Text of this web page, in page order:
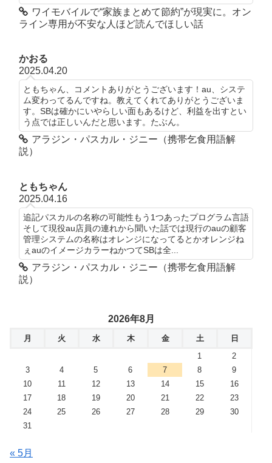
ワイモバイルで“家族まとめて節約”が現実に。オン
ライン専用が不安な人ほど読んでほしい話
かおる
2025.04.20
ともちゃん、コメントありがとうございます！au、システ
ム変わってるんですね。教えてくれてありがとうございま
す。SBは確かにいやらしい面もあるけど、利益を出すとい
う点では正しいんだと思います。たぶん。
アラジン・パスカル・ジニー（携帯乞食用語解
説）
ともちゃん
2025.04.16
追記パスカルの名称の可能性もう1つあったプログラム言語
そして現役au店員の連れから聞いた話では現行のauの顧客
管理システムの名称はオレンジになってるとかオレンジね
ぇauのイメージカラーねかつてSBは全...
アラジン・パスカル・ジニー（携帯乞食用語解
説）
2026年8月
月 火 水 木 金 土
日
1
2
3
4 5 6 7 8
9
10
11 12 13 14 15
16
17
18 19 20 21 22
23
24
25 26 27 28 29
30
31
« 5月